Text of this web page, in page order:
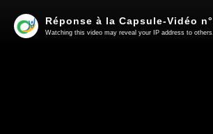
Watching this video may reveal your IP address to others.